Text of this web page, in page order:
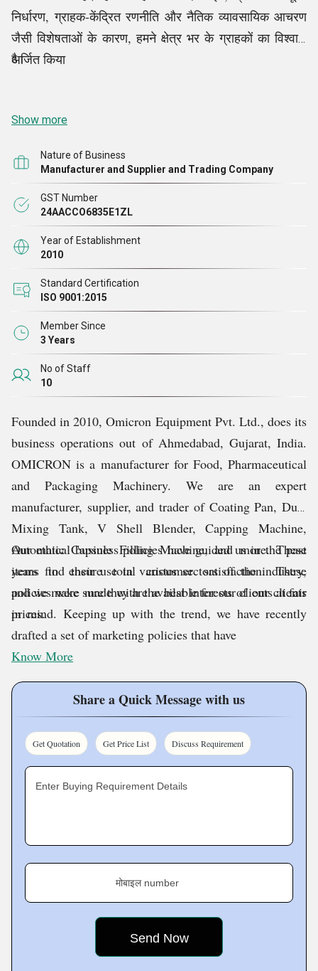
निर्धारण, ग्राहक-केंद्रित रणनीति और नैतिक व्यावसायिक आचरण
जैसी विशेषताओं के कारण, हमने क्षेत्र भर के ग्राहकों का विश्वास
अर्जित किया
है।
Show more
Nature of Business
Manufacturer and Supplier and Trading Company
GST Number
24AACCO6835E1ZL
Year of Establishment
2010
Standard Certification
ISO 9001:2015
Member Since
3 Years
No of Staff
10
Founded in 2010, Omicron Equipment Pvt. Ltd., does its
business operations out of Ahmedabad, Gujarat, India.
OMICRON is a manufacturer for Food, Pharmaceutical
and Packaging Machinery. We are an expert
manufacturer, supplier, and trader of Coating Pan, Dual
Mixing Tank, V Shell Blender, Capping Machine,
Automatic Capsule Filling Machine, and more. These
items find their use in various sectors of the industry,
and we make sure they are available for our clients at fair
prices.
Our ethical business policies have guided us in the past
years to ensure total customer satisfaction. These
policies were made with the best interests of our clients
in mind. Keeping up with the trend, we have recently
drafted a set of marketing policies that have
Know More
Share a Quick Message with us
Get Quotation Get Price List Discuss Requirement
Enter Buying Requirement Details
मोबाइल number